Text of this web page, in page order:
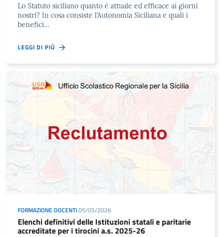
Lo Statuto siciliano quanto è attuale ed efficace ai giorni
nostri? In cosa consiste l’Autonomia Siciliana e quali i
benefici…
LEGGI DI PIÙ
FORMAZIONE DOCENTI05/05/2026
Elenchi definitivi delle Istituzioni statali e paritarie
accreditate per i tirocini a.s. 2025-26